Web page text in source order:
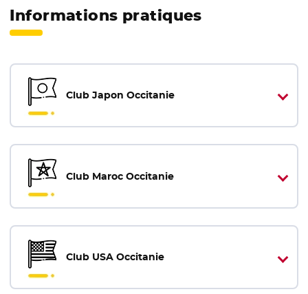
Informations pratiques
Club Japon Occitanie
Club Maroc Occitanie
Club USA Occitanie